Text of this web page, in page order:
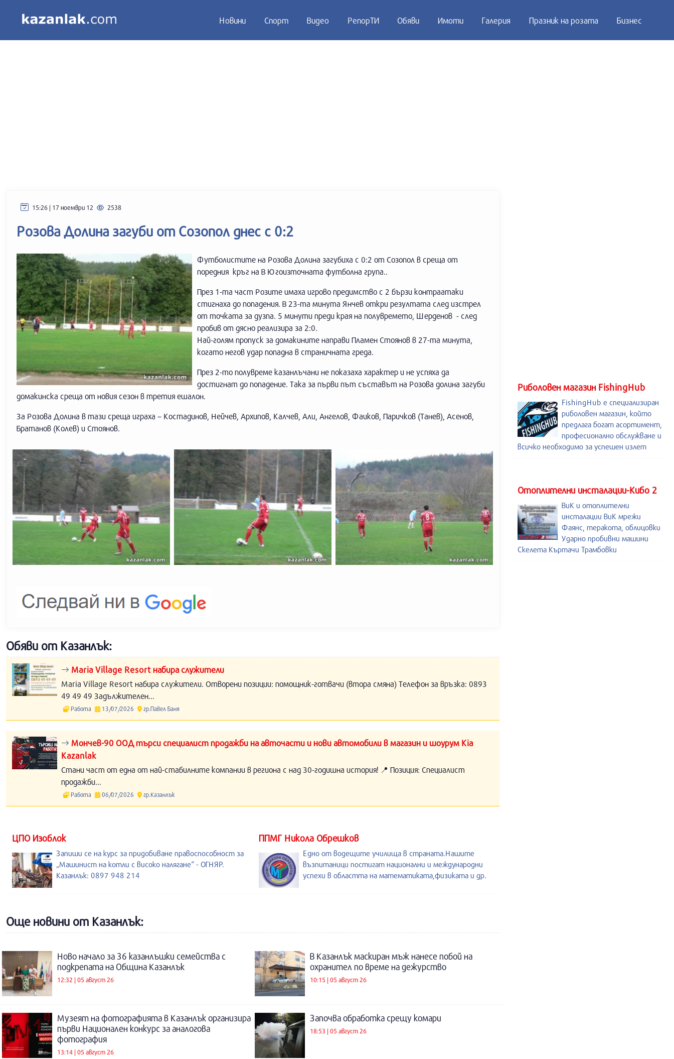
Новини Спорт Видео РепорТИ Обяви Имоти Галерия Празник на розата Бизнес
15:26 | 17 ноември 12 2538
Розова Долина загуби от Созопол днес с 0:2
Футболистите на Розова Долина загубиха с 0:2 от Созопол в среща от
поредния кръг на В Югоизточната футболна група..
През 1-та част Розите имаха игрово предимство с 2 бързи контраатаки
стигнаха до попадения. В 23-та минута Янчев откри резултата след изстрел
от точката за дузпа. 5 минути преди края на полувремето, Шерденов - след
пробив от дясно реализира за 2:0.
Най-голям пропуск за домакините направи Пламен Стоянов в 27-та минута,
когато негов удар попадна в страничната греда.
През 2-то полувреме казанлъчани не показаха характер и не успяха да
достигнат до попадение. Така за първи път съставът на Розова долина загуби
домакинска среща от новия сезон в третия ешалон.
За Розова Долина в тази среща играха – Костадинов, Нейчев, Архипов, Калчев, Али, Ангелов, Фаиков, Паричков (Танев), Асенов,
Братанов (Колев) и Стоянов.
Обяви от Казанлък:
Maria Village Resort набира служители
Maria Village Resort набира служители. Отворени позиции: помощник-готвачи (втора смяна) Телефон за връзка: 0893
49 49 49 Задължителен...
Работа 13/07/2026 гр.Павел Баня
Мончев-90 ООД търси специалист продажби на авточасти и нови автомобили в магазин и шоурум Kia
Kazanlak
Стани част от една от най-стабилните компании в региона с над 30-годишна история! 📍 Позиция: Специалист
продажби...
Работа 06/07/2026 гр.Казанлък
Риболовен магазин FishingHub
FishingHub е специализиран
риболовен магазин, който
предлага богат асортимент,
професионално обслужване и
всичко необходимо за успешен излет
Отоплителни инсталации-Кибо 2
ВиК и отоплителни
инсталации ВиК мрежи
Фаянс, теракота, облицовки
Ударно пробивни машини
Скелета Къртачи Трамбовки
ЦПО Изоблок
Запиши се на курс за придобиване правоспособност за
„Машинист на котли с високо налягане“ - ОГНЯР.
Казанлък: 0897 948 214
ППМГ Никола Обрешков
Едно от водещите училища в страната.Нашите
възпитаници постигат национални и международни
успехи в областта на математиката,физиката и др.
Още новини от Казанлък:
Ново начало за 36 казанлъшки семейства с
подкрепата на Община Казанлък
12:32 | 05 август 26
В Казанлък маскиран мъж нанесе побой на
охранител по време на дежурство
10:15 | 05 август 26
Музеят на фотографията в Казанлък организира
първи Национален конкурс за аналогова
фотография
13:14 | 05 август 26
Започва обработка срещу комари
18:53 | 05 август 26